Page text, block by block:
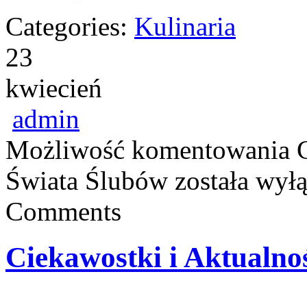
Categories: Kulinaria
23
kwiecień
admin
Możliwość komentowania
Świata Ślubów została
Comments
Ciekawostki i